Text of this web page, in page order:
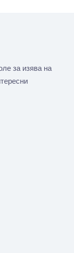
за изява на